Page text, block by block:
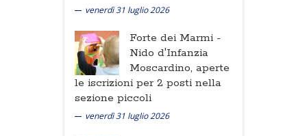
venerdì 31 luglio 2026
Forte dei Marmi -
Nido d'Infanzia
Moscardino, aperte
le iscrizioni per 2 posti nella
sezione piccoli
venerdì 31 luglio 2026